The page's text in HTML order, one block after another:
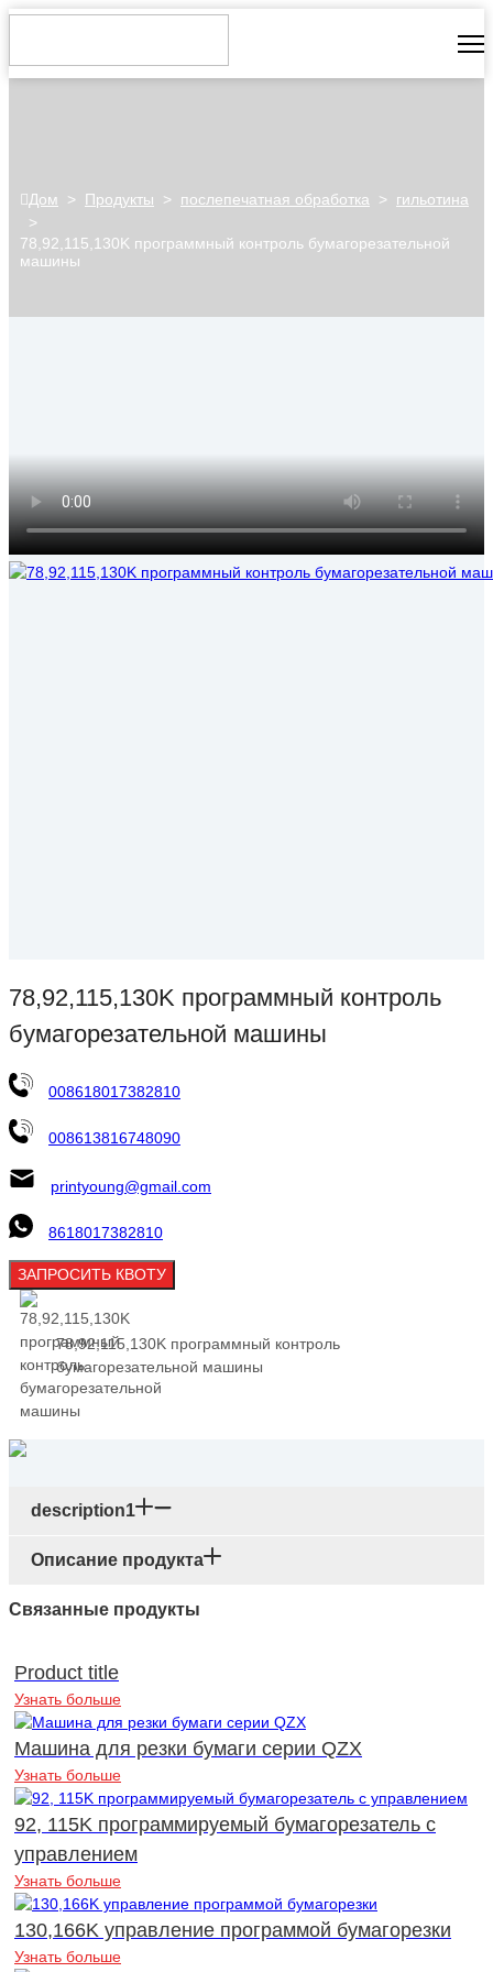
Дом > Продукты > послепечатная обработка > гильотина
>
78,92,115,130K программный контроль бумагорезательной
машины
78,92,115,130K программный контроль
бумагорезательной машины
008618017382810
008613816748090
printyoung@gmail.com
8618017382810
ЗАПРОСИТЬ КВОТУ
78,92,115,130K программный контроль
бумагорезательной машины
description1
Описание продукта
Связанные продукты
Product title
Узнать больше
Машина для резки бумаги серии QZX
Узнать больше
92, 115K программируемый бумагорезатель с
управлением
Узнать больше
130,166K управление программой бумагорезки
Узнать больше